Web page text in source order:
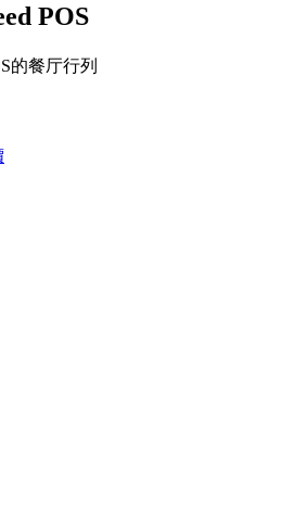
POS
的餐厅行列